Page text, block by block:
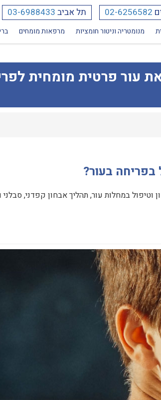
תל אביב 03-6988433 02-6256582
מנומטריה וניטור חומציות מרפאות מומחים
עור פרטית מומחית
בעור?
וטיפול במחלות עור, תהליך אבחון קפדני, סבלני